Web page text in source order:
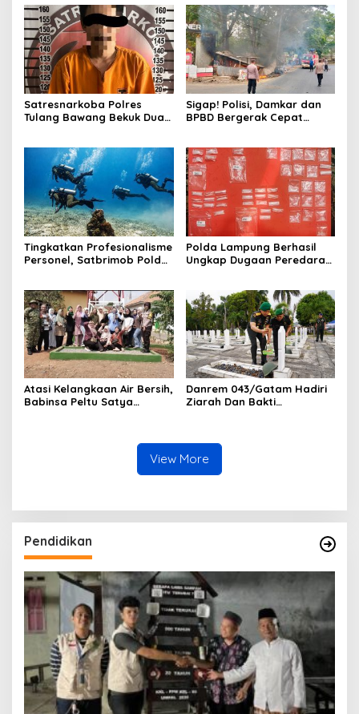
Satresnarkoba Polres
Tulang Bawang Bekuk Dua
Sigap! Polisi, Damkar dan
BPBD Bergerak Cepat
Bandar Jaya
Tingkatkan Profesionalisme
Personel, Satbrimob Polda
Selam SAR Air
Polda Lampung Berhasil
Ungkap Dugaan Peredaran
Pelaku Diamankan
Atasi Kelangkaan Air Bersih,
Babinsa Peltu Satya
Pembangunan Sumur Bor di
Danrem 043/Gatam Hadiri
Ziarah Dan Bakti
View More
Pendidikan